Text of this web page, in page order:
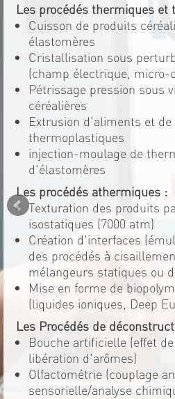
Les procédés thermiques et
Cuisson de produits
élastomères
Cristallisation sous
(champ électrique, micro-
Pétrissage pression sous
céréalières
Extrusion d'aliments et
thermoplastiques
injection-moulage de
d'élastomères
Les procédés athermiques :
Texturation des produits
isostatiques (7000 atm)
Création d'interfaces
des procédés à
mélangeurs statiques ou
Mise en forme de
(liquides ioniques, Deep
Les Procédés de
Bouche artificielle (effet
libération d'arômes)
Olfactométrie (couplage
sensorielle/analyse